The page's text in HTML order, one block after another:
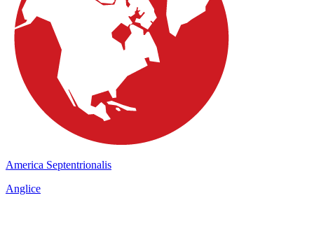
America Septentrionalis
Anglice